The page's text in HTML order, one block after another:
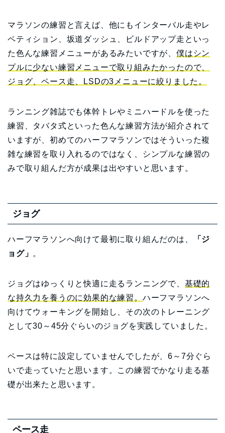
マラソンの練習と言えば、他にもインターバル走やレ
ペティション、坂道ダッシュ、ビルドアップ走といっ
た色んな練習メニューがあるみたいですが、僕はシン
プルに少ない練習メニューで取り組みたかったので、
ジョグ、ペース走、LSDの3メニューに絞りました。
ランニング雑誌でも体幹トレやミニハードルを使った
練習、タバタ式といった色んな練習方法が紹介されて
いますが、初めてのハーフマラソンではそういった複
雑な練習を取り入れるのではなく、シンプルな練習の
みで取り組んだ方が成果は出やすいと思います。
ジョグ
ハーフマラソンへ向けて最初に取り組んだのは、
「ジ
ョグ」 。
ジョグはゆっくりと快適に走るランニングで、 基礎的
な持久力を養うのに効果的な練習。 ハーフマラソンへ
向けてウォーキングを開始し、その次のトレーニング
として30～45分ぐらいのジョグを実践していました。
ペースは特に設定していませんでしたが、6～7分ぐら
いで走っていたと思います。この練習でかなり走る基
礎が出来たと思います。
ペース走